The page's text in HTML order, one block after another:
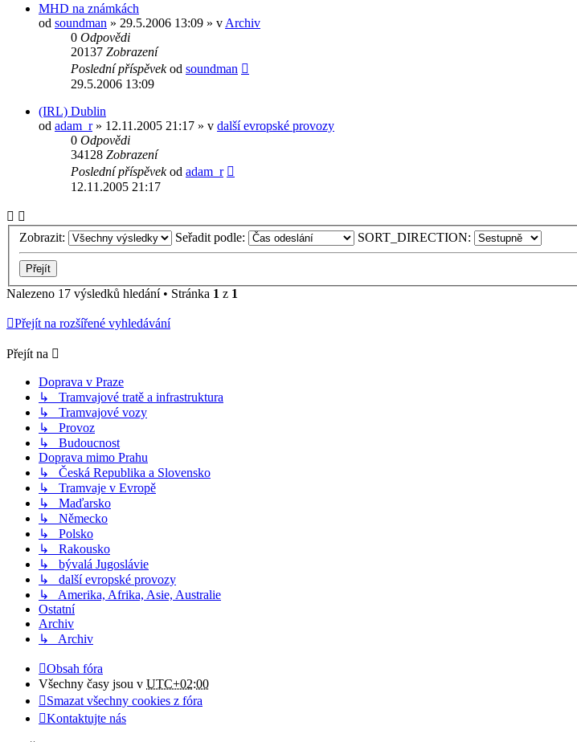
MHD na známkách
od soundman » 29.5.2006 13:09 » v Archiv
0 Odpovědi
20137 Zobrazení
Poslední příspěvekod soundman
29.5.2006 13:09
(IRL) Dublin
od adam_r» 12.11.2005 21:17 » v další evropské provozy
0 Odpovědi
34128 Zobrazení
Poslední příspěvekod adam_r
12.11.2005 21:17
Zobrazit: Seřadit podle: SORT_DIRECTION:
Nalezeno 17 výsledků hledání • Stránka 1 z 1
Přejít na rozšířené vyhledávání
Přejít na
Doprava v Praze
↳ Tramvajové tratě a infrastruktura
↳ Tramvajové vozy
↳ Provoz
↳ Budoucnost
Doprava mimo Prahu
↳ Česká Republika a Slovensko
↳ Tramvaje v Evropě
↳ Maďarsko
↳ Německo
↳ Polsko
↳ Rakousko
↳ bývalá Jugoslávie
↳ další evropské provozy
↳ Amerika, Afrika, Asie, Australie
Ostatní
Archiv
↳ Archiv
Obsah fóra
Všechny časy jsou v UTC+02:00
Smazat všechny cookies z fóra
Kontaktujte nás